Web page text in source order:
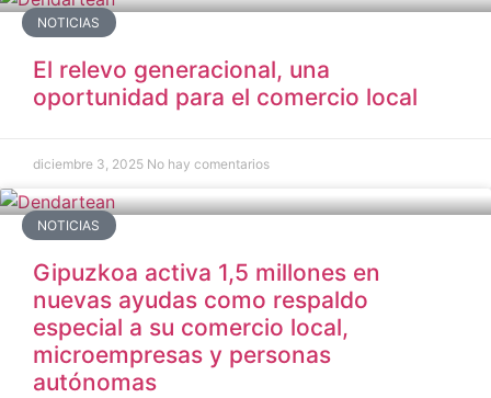
NOTICIAS
El relevo generacional, una
oportunidad para el comercio local
diciembre 3, 2025 No hay comentarios
NOTICIAS
Gipuzkoa activa 1,5 millones en
nuevas ayudas como respaldo
especial a su comercio local,
microempresas y personas
autónomas